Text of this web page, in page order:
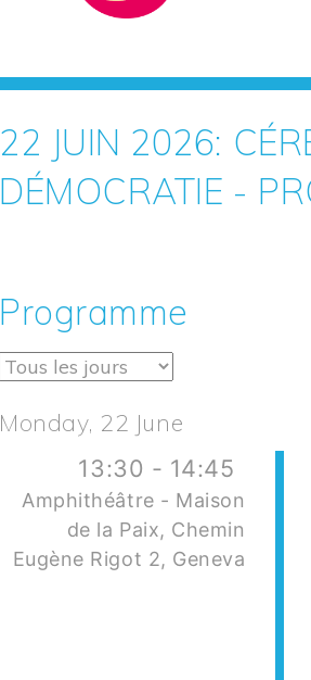
22 JUIN 2026:
DÉMOCRATIE -
Programme
Monday, 22 June
13:30 - 14:45
Amphithéâtre - Maison
de la Paix, Chemin
Eugène Rigot 2, Geneva